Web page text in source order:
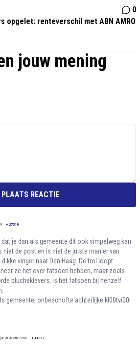
0
opgelet: renteverschil met ABN AMRO
jouw mening
PLAATS REACTIE
+ 27310
dat je dan als gemeente dit ook simpelweg kan
niet de post en is niet de juiste manier van
vinger naar Den Haag. De trol loopt
ze het over fatsoen hebben, maar zoals
plucheklevers, is het fatsoen bij henzelf
gemeente, onbeschofte achterlijke kl00tvi00l
2026 om 22:08 + 41032